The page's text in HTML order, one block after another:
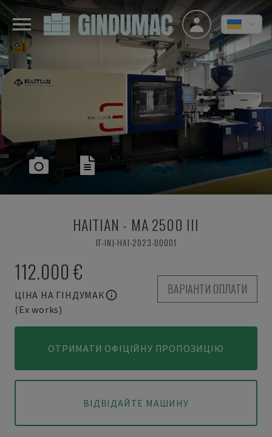
HAITIAN - MA 2500 III
IT-INJ-HAI-2023-00001
112.000 €
ЦІНА НА ГІНДУМАК
(Ex works)
ВАРІАНТИ ОПЛАТИ
ОТРИМАТИ ОФІЦІЙНУ ПРОПОЗИЦІЮ
ВІДВІДАЙТЕ МАШИНУ